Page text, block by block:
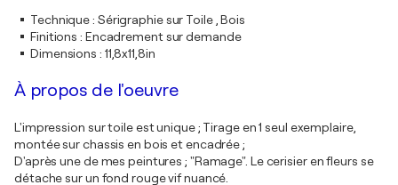
Technique: Sérigraphie sur Toile , Bois
Finitions : Encadrement sur demande
Dimensions : 11,8x11,8in
À propos de l'oeuvre
L'impression sur toile est unique ; Tirage en 1 seul exemplaire,
montée sur chassis en bois et encadrée ;
D'après une de mes peintures ; "Ramage". Le cerisier en fleurs se
détache sur un fond rouge vif nuancé.